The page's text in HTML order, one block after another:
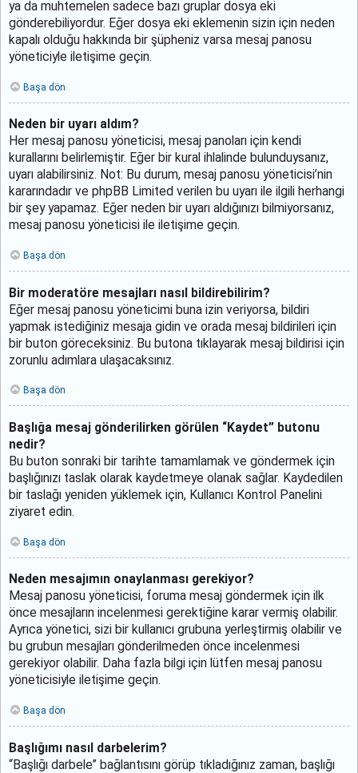
ya da muhtemelen sadece bazı gruplar dosya eki
gönderebiliyordur. Eğer dosya eki eklemenin sizin için neden
kapalı olduğu hakkında bir şüpheniz varsa mesaj panosu
yöneticiyle iletişime geçin.
Başa dön
Neden bir uyarı aldım?
Her mesaj panosu yöneticisi, mesaj panoları için kendi
kurallarını belirlemiştir. Eğer bir kural ihlalinde bulunduysanız,
uyarı alabilirsiniz. Not: Bu durum, mesaj panosu yöneticisi’nin
kararındadır ve phpBB Limited verilen bu uyarı ile ilgili herhangi
bir şey yapamaz. Eğer neden bir uyarı aldığınızı bilmiyorsanız,
mesaj panosu yöneticisi ile iletişime geçin.
Başa dön
Bir moderatöre mesajları nasıl bildirebilirim?
Eğer mesaj panosu yöneticimi buna izin veriyorsa, bildiri
yapmak istediğiniz mesaja gidin ve orada mesaj bildirileri için
bir buton göreceksiniz. Bu butona tıklayarak mesaj bildirisi için
zorunlu adımlara ulaşacaksınız.
Başa dön
Başlığa mesaj gönderilirken görülen “Kaydet” butonu
nedir?
Bu buton sonraki bir tarihte tamamlamak ve göndermek için
başlığınızı taslak olarak kaydetmeye olanak sağlar. Kaydedilen
bir taslağı yeniden yüklemek için, Kullanıcı Kontrol Panelini
ziyaret edin.
Başa dön
Neden mesajımın onaylanması gerekiyor?
Mesaj panosu yöneticisi, foruma mesaj göndermek için ilk
önce mesajların incelenmesi gerektiğine karar vermiş olabilir.
Ayrıca yönetici, sizi bir kullanıcı grubuna yerleştirmiş olabilir ve
bu grubun mesajları gönderilmeden önce incelenmesi
gerekiyor olabilir. Daha fazla bilgi için lütfen mesaj panosu
yöneticisiyle iletişime geçin.
Başa dön
Başlığımı nasıl darbelerim?
“Başlığı darbele” bağlantısını görüp tıkladığınız zaman, başlığı